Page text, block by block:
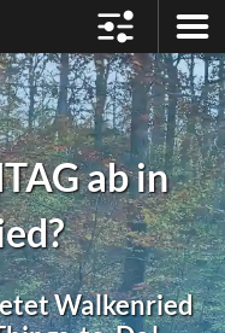
ab in
Walkenried